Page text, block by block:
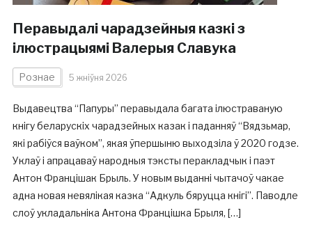
Перавыдалі чарадзейныя казкі з
ілюстрацыямі Валерыя Славука
Рознае 5 жніўня 2026
Выдавецтва “Папуры” перавыдала багата ілюстраваную
кнігу беларускіх чарадзейных казак і паданняў “Вядзьмар,
які рабіўся ваўком”, якая ўпершыню выходзіла ў 2020 годзе.
Уклаў і апрацаваў народныя тэксты перакладчык і паэт
Антон Францішак Брыль. У новым выданні чытачоў чакае
адна новая невялікая казка “Адкуль бяруцца кнігі”. Паводле
слоў укладальніка Антона Францішка Брыля, […]